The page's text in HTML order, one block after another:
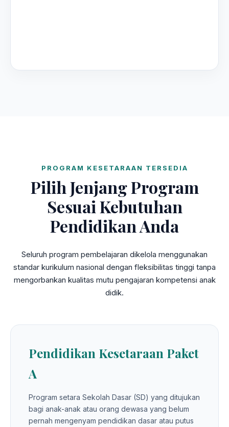
PROGRAM KESETARAAN TERSEDIA
Pilih Jenjang Program
Sesuai Kebutuhan
Pendidikan Anda
Seluruh program pembelajaran dikelola menggunakan
standar kurikulum nasional dengan fleksibilitas tinggi tanpa
mengorbankan kualitas mutu pengajaran kompetensi anak
didik.
Pendidikan Kesetaraan Paket
A
Program setara Sekolah Dasar (SD) yang ditujukan
bagi anak-anak atau orang dewasa yang belum
pernah mengenyam pendidikan dasar atau putus